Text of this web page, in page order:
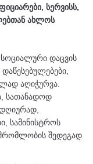
სერვისს,
ახლოს
დაცვის
აღიჭურვა.
სათანადოდ
სამინისტროს
შედეგად